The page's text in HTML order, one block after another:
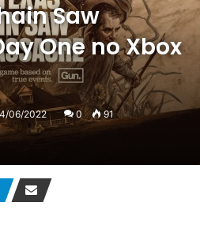
Saw
One no Xbox
06/2022 0 91